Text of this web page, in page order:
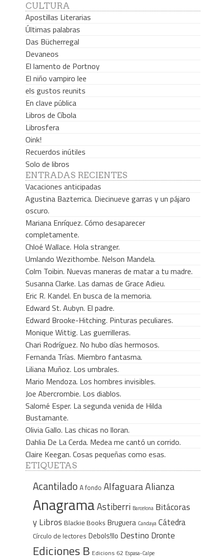
CULTURA
Apostillas Literarias
Últimas palabras
Das Bücherregal
Devaneos
El lamento de Portnoy
El niño vampiro lee
els gustos reunits
En clave pública
Libros de Cíbola
Librosfera
Oink!
Recuerdos inútiles
Solo de libros
ENTRADAS RECIENTES
Vacaciones anticipadas
Agustina Bazterrica. Diecinueve garras y un pájaro
oscuro.
Mariana Enríquez. Cómo desaparecer
completamente.
Chloé Wallace. Hola stranger.
Umlando Wezithombe. Nelson Mandela.
Colm Toibin. Nuevas maneras de matar a tu madre.
Susanna Clarke. Las damas de Grace Adieu.
Eric R. Kandel. En busca de la memoria.
Edward St. Aubyn. El padre.
Edward Brooke-Hitching. Pinturas peculiares.
Monique Wittig. Las guerrilleras.
Chari Rodríguez. No hubo días hermosos.
Fernanda Trías. Miembro fantasma.
Liliana Muñoz. Los umbrales.
Mario Mendoza. Los hombres invisibles.
Joe Abercrombie. Los diablos.
Salomé Esper. La segunda venida de Hilda
Bustamante.
Olivia Gallo. Las chicas no lloran.
Dahlia De La Cerda. Medea me cantó un corrido.
Claire Keegan. Cosas pequeñas como esas.
ETIQUETAS
Acantilado A fondo AlfaguaraAlianza
AnagramaAstiberri Barcelona Bitácoras
y Libros Blackie Books Bruguera Candaya Cátedra
Círculo de lectores Debols!llo Destino Dronte
Ediciones B Edicions 62 Espasa-Calpe